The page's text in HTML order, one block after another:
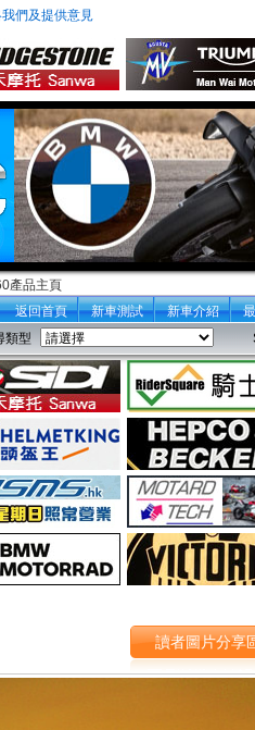
們及提供意見
產品主頁
返回首頁
新車測試 新車介紹
類型
讀者圖片分享